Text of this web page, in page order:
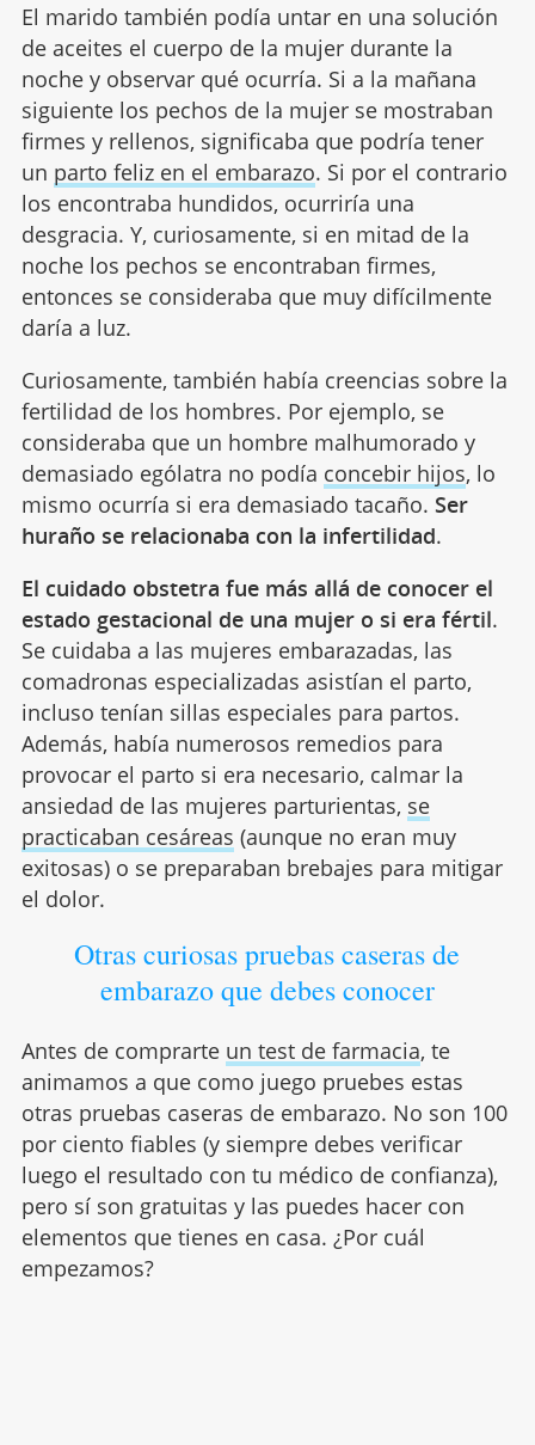
El marido también podía untar en una solución
de aceites el cuerpo de la mujer durante la
noche y observar qué ocurría. Si a la mañana
siguiente los pechos de la mujer se mostraban
firmes y rellenos, significaba que podría tener
un parto feliz en el embarazo. Si por el contrario
los encontraba hundidos, ocurriría una
desgracia. Y, curiosamente, si en mitad de la
noche los pechos se encontraban firmes,
entonces se consideraba que muy difícilmente
daría a luz.
Curiosamente, también había creencias sobre la
fertilidad de los hombres. Por ejemplo, se
consideraba que un hombre malhumorado y
demasiado ególatra no podía concebir hijos, lo
mismo ocurría si era demasiado tacaño. Ser
huraño se relacionaba con la infertilidad.
El cuidado obstetra fue más allá de conocer el
estado gestacional de una mujer o si era fértil.
Se cuidaba a las mujeres embarazadas, las
comadronas especializadas asistían el parto,
incluso tenían sillas especiales para partos.
Además, había numerosos remedios para
provocar el parto si era necesario, calmar la
ansiedad de las mujeres parturientas, se
practicaban cesáreas (aunque no eran muy
exitosas) o se preparaban brebajes para mitigar
el dolor.
Otras curiosas pruebas caseras de
embarazo que debes conocer
Antes de comprarte un test de farmacia, te
animamos a que como juego pruebes estas
otras pruebas caseras de embarazo. No son 100
por ciento fiables (y siempre debes verificar
luego el resultado con tu médico de confianza),
pero sí son gratuitas y las puedes hacer con
elementos que tienes en casa. ¿Por cuál
empezamos?